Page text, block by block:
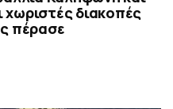
διακοπές
πέρασε